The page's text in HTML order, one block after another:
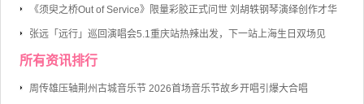
《须臾之桥Out of Service》限量彩胶正式问世 刘胡轶钢琴演绎创作才华
张远「远行」巡回演唱会5.1重庆站热辣出发，下一站上海生日双场见
所有资讯排行
周传雄压轴荆州古城音乐节 2026首场音乐节故乡开唱引爆大合唱